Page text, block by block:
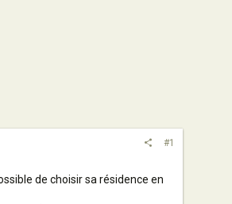
#1
de choisir sa résidence en